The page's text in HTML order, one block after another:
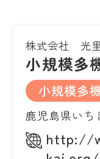
株式会社 光
小規模多
小規模多
鹿児島県いち
http://